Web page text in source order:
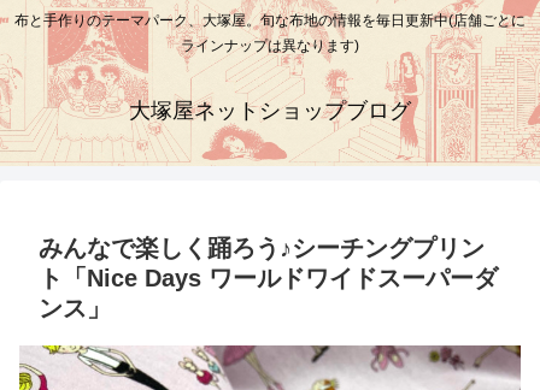
布と手作りのテーマパーク、大塚屋。旬な布地の情報を毎日更新中(店舗ごとに
ラインナップは異なります)
大塚屋ネットショップブログ
みんなで楽しく踊ろう♪シーチングプリン
ト「Nice Days ワールドワイドスーパーダ
ンス」